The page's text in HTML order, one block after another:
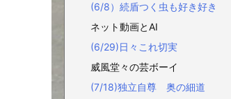
(6/8）続盾つく虫も好き好き
ネット動画とAI
(6/29)日々これ切実
威風堂々の芸ボーイ
(7/18)独立自尊 奥の細道